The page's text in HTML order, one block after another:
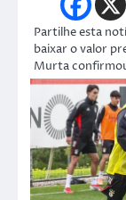
Partilhe esta
baixar o valor
Murta